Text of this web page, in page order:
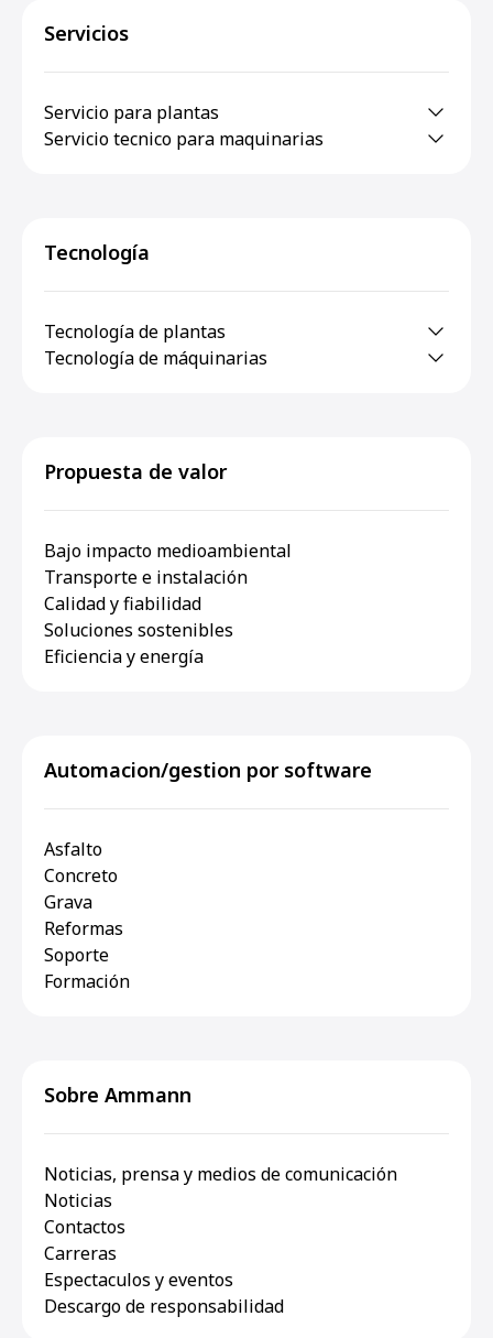
Servicios
Servicio para plantas
Servicio tecnico para maquinarias
Tecnología
Tecnología de plantas
Tecnología de máquinarias
Propuesta de valor
Bajo impacto medioambiental
Transporte e instalación
Calidad y fiabilidad
Soluciones sostenibles
Eficiencia y energía
Automacion/gestion por software
Asfalto
Concreto
Grava
Reformas
Soporte
Formación
Sobre Ammann
Noticias, prensa y medios de comunicación
Noticias
Contactos
Carreras
Espectaculos y eventos
Descargo de responsabilidad